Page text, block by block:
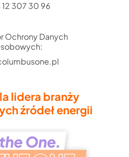
12 307 30 96
Ochrony Danych
lidera branży
źródeł energii